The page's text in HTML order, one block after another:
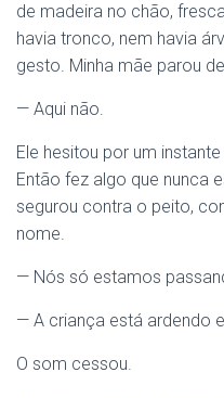
de madeira no chão,
havia tronco, nem havia
gesto. Minha mãe parou
— Aqui não.
Ele hesitou por um
Então fez algo que nunca
segurou contra o peito,
nome.
— Nós só estamos
— A criança está ardendo
O som cessou.